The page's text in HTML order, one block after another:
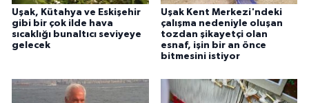
Uşak, Kütahya ve Eskişehir
gibi bir çok ilde hava
sıcaklığı bunaltıcı seviyeye
gelecek
Uşak Kent Merkezi'ndeki
çalışma nedeniyle oluşan
tozdan şikayetçi olan
esnaf, işin bir an önce
bitmesini istiyor